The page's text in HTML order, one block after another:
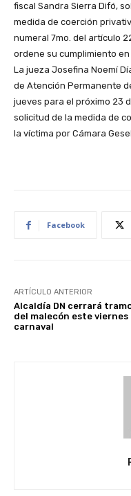
fiscal Sandra Sierra Difó,
medida de coerción
numeral 7mo. del artículo
ordene su cumplimiento
La jueza Josefina Noemí
de Atención Permanente
jueves para el próximo 23
solicitud de la medida de
la víctima por Cámara
Facebook
ARTÍCULO ANTERIOR
Alcaldía DN cerrará
del malecón este viernes
carnaval